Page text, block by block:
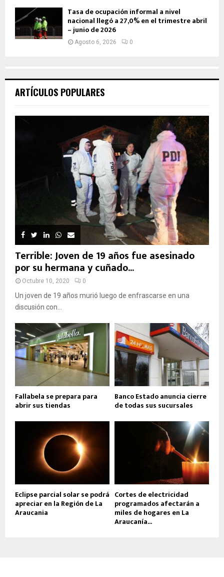
Tasa de ocupación informal a nivel
nacional llegó a 27,0% en el trimestre abril
– junio de 2026
Agosto 6, 2026 0
ARTÍCULOS POPULARES
Terrible: Joven de 19 años fue asesinado
por su hermana y cuñado...
Octubre 10, 2020 0
Un joven de 19 años murió luego de enfrascarse en una
discusión con...
Fallabela se prepara para
abrir sus tiendas
Banco Estado anuncia cierre
de todas sus sucursales
Eclipse parcial solar se podrá
apreciar en la Región de La
Araucania
Cortes de electricidad
programados afectarán a
miles de hogares en La
Araucanía...